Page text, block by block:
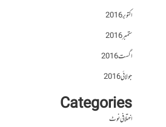
اکتوبر 2016
ستمبر 2016
اگست 2016
جولائی 2016
Categories
اختلافی نوٹ